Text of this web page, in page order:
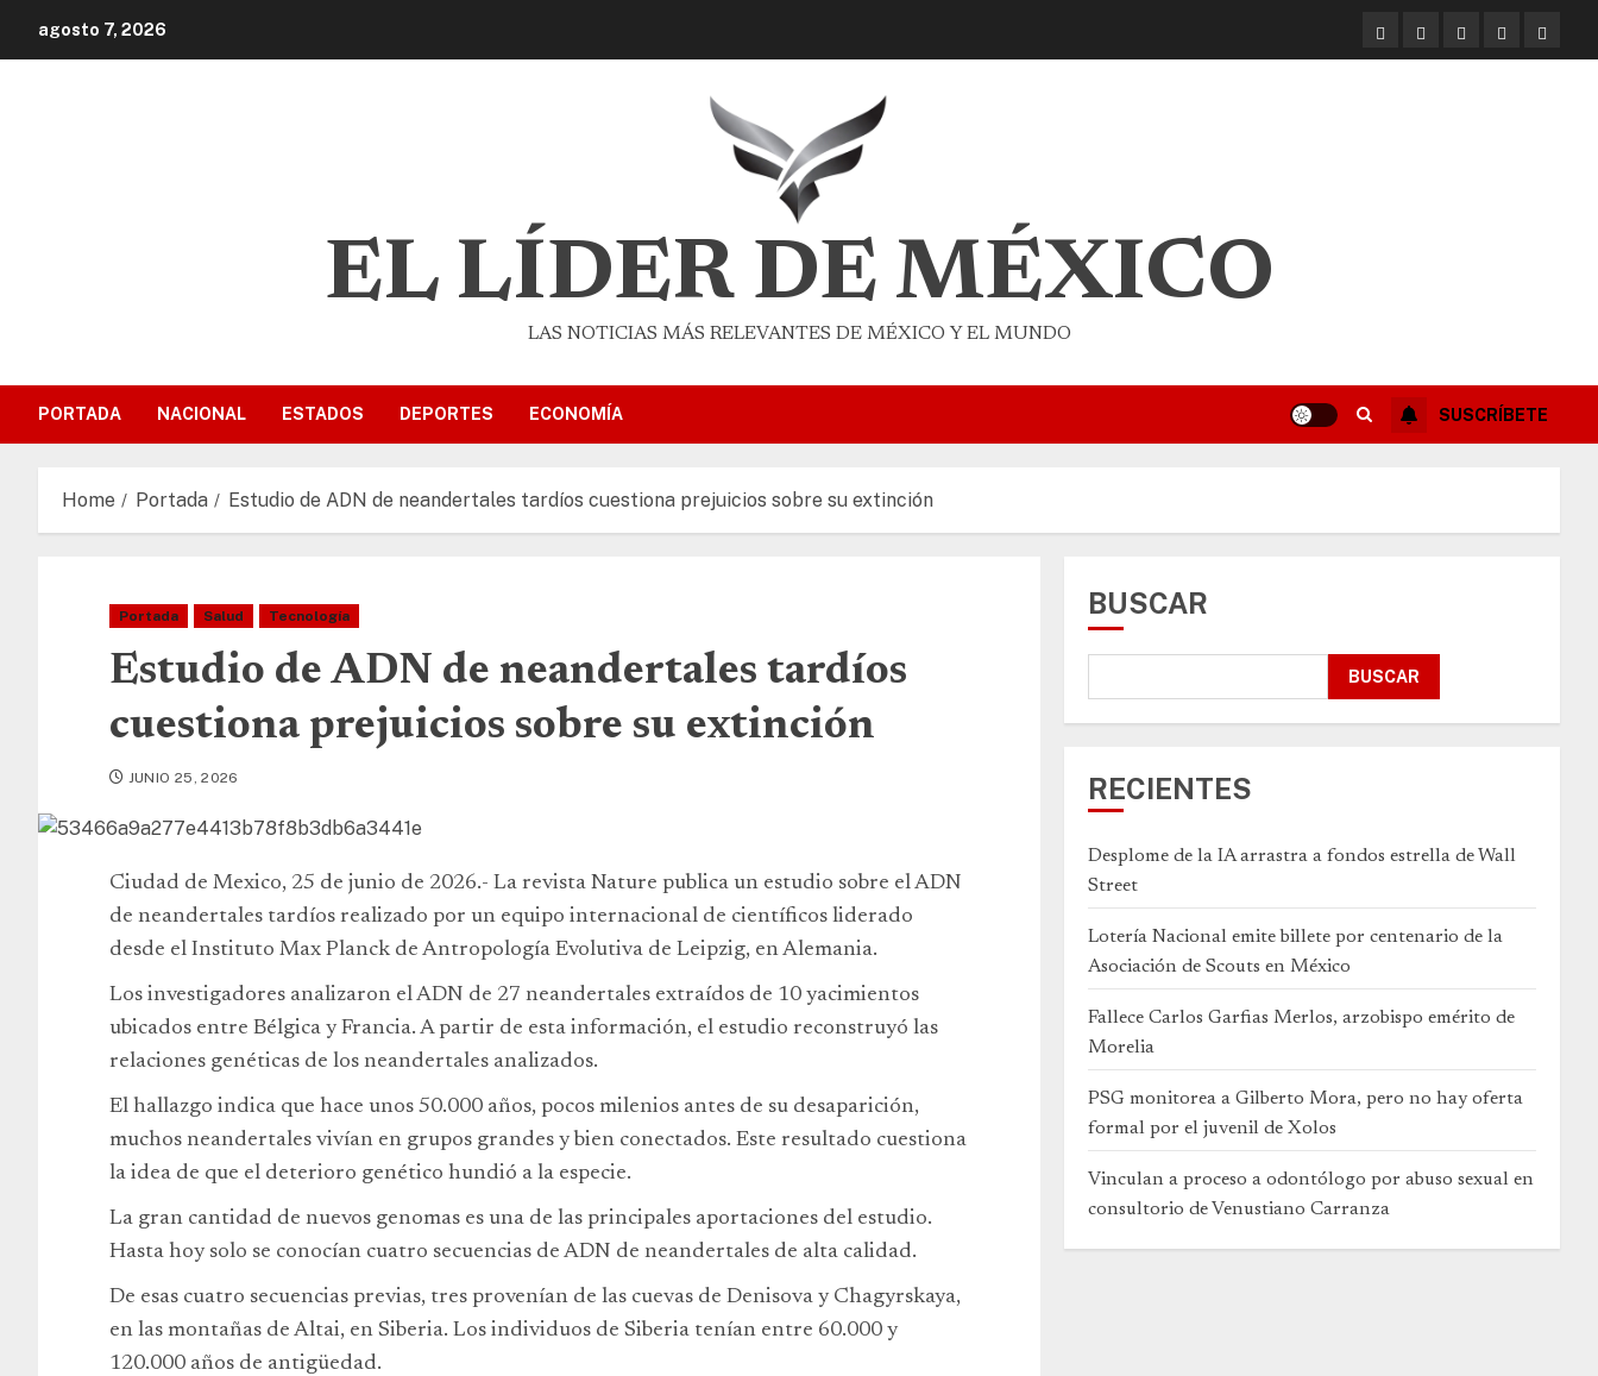
agosto 7, 2026
EL LÍDER DE MÉXICO
LAS NOTICIAS MÁS RELEVANTES DE MÉXICO Y EL MUNDO
PORTADA NACIONAL ESTADOS DEPORTES ECONOMÍA SUSCRÍBETE
Home Portada Estudio de ADN de neandertales tardíos cuestiona prejuicios sobre su extinción
Portada Salud Tecnología
Estudio de ADN de neandertales tardíos
cuestiona prejuicios sobre su extinción
JUNIO 25, 2026
Ciudad de Mexico, 25 de junio de 2026.- La revista Nature publica un estudio sobre el ADN
de neandertales tardíos realizado por un equipo internacional de científicos liderado
desde el Instituto Max Planck de Antropología Evolutiva de Leipzig, en Alemania.
Los investigadores analizaron el ADN de 27 neandertales extraídos de 10 yacimientos
ubicados entre Bélgica y Francia. A partir de esta información, el estudio reconstruyó las
relaciones genéticas de los neandertales analizados.
El hallazgo indica que hace unos 50.000 años, pocos milenios antes de su desaparición,
muchos neandertales vivían en grupos grandes y bien conectados. Este resultado cuestiona
la idea de que el deterioro genético hundió a la especie.
La gran cantidad de nuevos genomas es una de las principales aportaciones del estudio.
Hasta hoy solo se conocían cuatro secuencias de ADN de neandertales de alta calidad.
De esas cuatro secuencias previas, tres provenían de las cuevas de Denisova y Chagyrskaya,
en las montañas de Altai, en Siberia. Los individuos de Siberia tenían entre 60.000 y
120.000 años de antigüedad.
BUSCAR
BUSCAR
RECIENTES
Desplome de la IA arrastra a fondos estrella de Wall
Street
Lotería Nacional emite billete por centenario de la
Asociación de Scouts en México
Fallece Carlos Garfias Merlos, arzobispo emérito de
Morelia
PSG monitorea a Gilberto Mora, pero no hay oferta
formal por el juvenil de Xolos
Vinculan a proceso a odontólogo por abuso sexual en
consultorio de Venustiano Carranza